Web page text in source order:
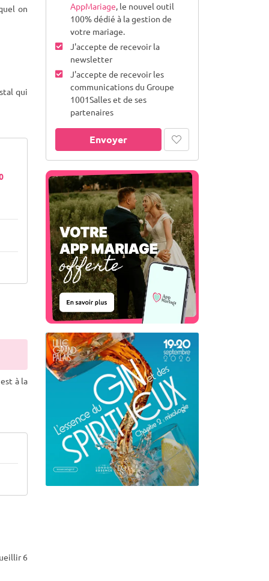
on
qui
à la
6
AppMariage, le nouvel outil
100% dédié à la gestion de
votre mariage.
J'accepte de recevoir la
newsletter
J'accepte de recevoir les
communications du Groupe
1001Salles et de ses
partenaires
Envoyer